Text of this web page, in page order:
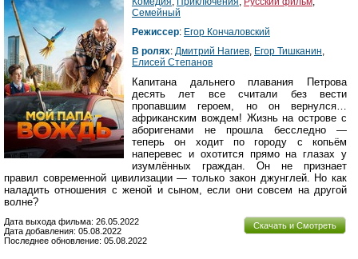
Семейный
Режиссер: Егор Кончаловский
В ролях: Дмитрий Нагиев, Егор Тишканин,
Елисей Степанов
Капитана дальнего плавания Петрова
десять лет все считали без вести
пропавшим героем, но он вернулся…
африканским вождем! Жизнь на острове с
аборигенами не прошла бесследно —
теперь он ходит по городу с копьём
наперевес и охотится прямо на глазах у
изумлённых граждан. Он не признает
правил современной цивилизации — только закон джунглей. Но как
наладить отношения с женой и сыном, если они совсем на другой
волне?
Скачать и Смотреть
Дата выхода фильма: 26.05.2022
Дата добавления: 05.08.2022
Последнее обновление: 05.08.2022